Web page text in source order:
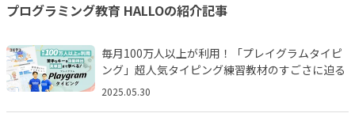
プログラミング教育 HALLOの紹介記事
毎月100万人以上が利用！「プレイグラムタイピ
ング」超人気タイピング練習教材のすごさに迫る
2025.05.30